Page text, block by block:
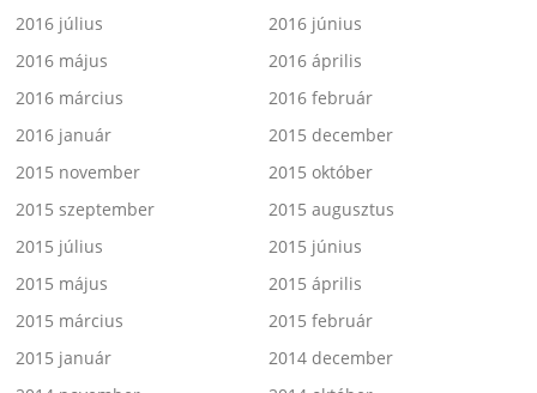
2016 július
2016 június
2016 május
2016 április
2016 március
2016 február
2016 január
2015 december
2015 november
2015 október
2015 szeptember
2015 augusztus
2015 július
2015 június
2015 május
2015 április
2015 március
2015 február
2015 január
2014 december